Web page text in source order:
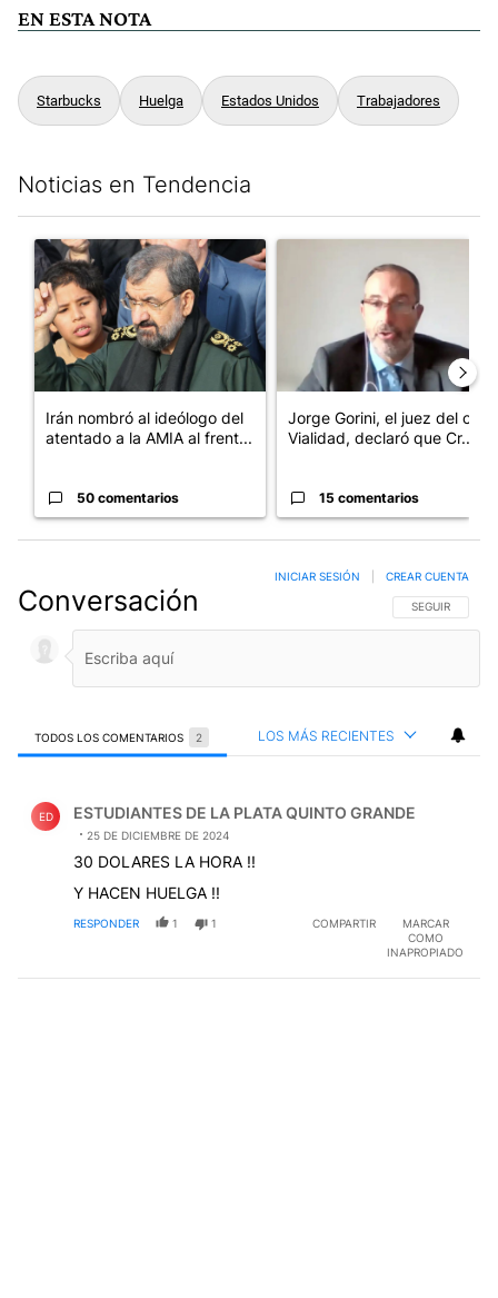
EN ESTA NOTA
Starbucks Huelga Estados Unidos Trabajadores
Noticias en Tendencia
Un artículo de tendencia con el título "Irán nombró al ideólogo
Irán nombró al ideólogo del
atentado a la AMIA al frent...
50 comentarios
Jorge Gorini, el juez del caso
Vialidad, declaró que Cr...
15 comentarios
Conversación SIGA ESTA
SEGUIR
INICIAR SESIÓN CREAR CUENTA
TODOS LOS COMENTARIOS 2 LOS MÁS RECIENTES
ED ESTUDIANTES DE LA PLATA QUINTO GRANDE
25 DE DICIEMBRE DE 2024
30 DOLARES LA HORA !!
Y HACEN HUELGA !!
RESPONDER 1 1 COMPARTIR
MARCAR
COMO
INAPROPIADO